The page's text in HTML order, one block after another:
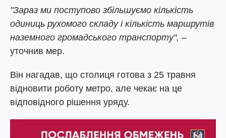
"Зараз ми поступово збільшуємо кількість
одиниць рухомого складу і кількість маршрутів
наземного громадського транспорту", –
уточнив мер.
Він нагадав, що столиця готова з 25 травня
відновити роботу метро, але чекає на це
відповідного рішення уряду.